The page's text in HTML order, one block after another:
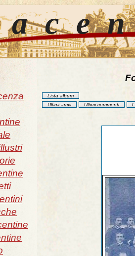
Lista album
Ultimi arrivi
Ultimi commenti